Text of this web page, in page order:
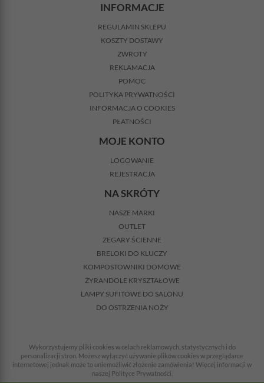
INFORMACJE
REGULAMIN SKLEPU
KOSZTY DOSTAWY
ZWROTY
REKLAMACJA
POMOC
POLITYKA PRYWATNOŚCI
INFORMACJA O COOKIES
PŁATNOŚCI
MOJE KONTO
LOGOWANIE
REJESTRACJA
NA SKRÓTY
NASZE MARKI
OUTLET
ZEGARY ŚCIENNE
BRELOKI DO KLUCZY
KOMPOSTOWNIKI DOMOWE
ŻYRANDOLE KRYSZTAŁOWE
LAMPY SUFITOWE DO SALONU
DO OSTRZENIA NOŻY
Wykorzystujemy pliki cookies w celach reklamowych, statystycznych i do
personalizacji stron. Możesz wyłączyć używanie plików cookies w przeglądarce
internetowej jednak może to uniemożliwić złożenie zamówienia! Więcej informacji w
naszej Polityce Prywatności.